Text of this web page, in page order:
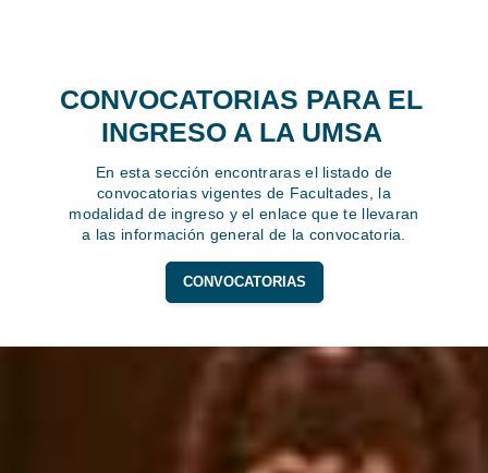
CONVOCATORIAS PARA EL
INGRESO A LA UMSA
En esta sección encontraras el listado de
convocatorias vigentes de Facultades, la
modalidad de ingreso y el enlace que te llevaran
a las información general de la convocatoria.
CONVOCATORIAS